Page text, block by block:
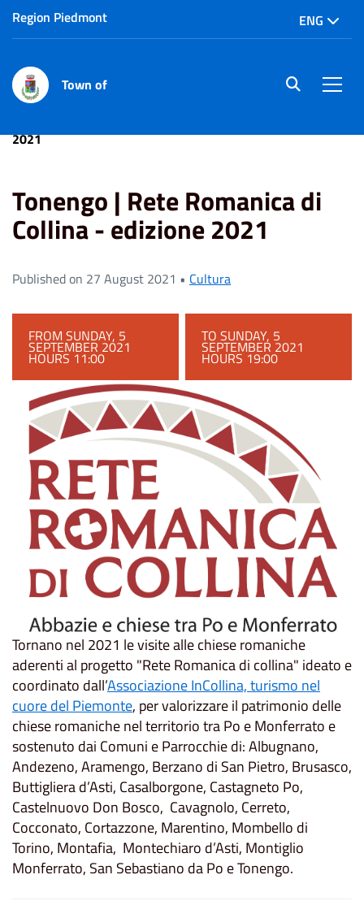
Region Piedmont ENG
Town of site.searc
2021
Tonengo | Rete Romanica di
Collina - edizione 2021
Published on 27 August 2021 • Cultura
FROM SUNDAY, 5
SEPTEMBER 2021
HOURS 11:00
TO SUNDAY, 5
SEPTEMBER 2021
HOURS 19:00
Tornano nel 2021 le visite alle chiese romaniche
aderenti al progetto "Rete Romanica di collina" ideato e
coordinato dall’Associazione InCollina, turismo nel
cuore del Piemonte, per valorizzare il patrimonio delle
chiese romaniche nel territorio tra Po e Monferrato e
sostenuto dai Comuni e Parrocchie di: Albugnano,
Andezeno, Aramengo, Berzano di San Pietro, Brusasco,
Buttigliera d’Asti, Casalborgone, Castagneto Po,
Castelnuovo Don Bosco, Cavagnolo, Cerreto,
Cocconato, Cortazzone, Marentino, Mombello di
Torino, Montafia, Montechiaro d’Asti, Montiglio
Monferrato, San Sebastiano da Po e Tonengo.